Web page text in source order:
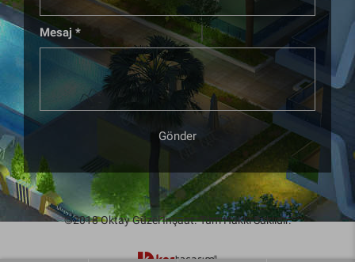
Mesaj *
Gönder
©2018 Oktay Güzel İnşaat. Tüm Hakkı Saklıdır.